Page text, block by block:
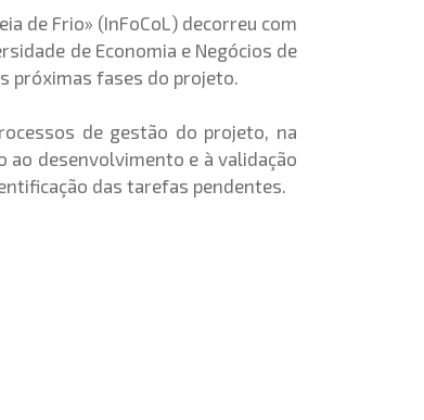
de Frio» (InFoCoL) decorreu com
de Economia e Negócios de
próximas fases do projeto.
de gestão do projeto, na
ao desenvolvimento e à validação
das tarefas pendentes.